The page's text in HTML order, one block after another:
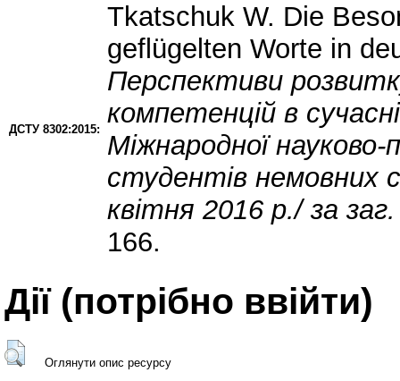
ДСТУ 8302:2015:
Tkatschuk W. Die
geflügelten Worte in
Перспективи
компетенцій в
Міжнародної науково-
студентів немовних
квітня 2016 р./ за
166.
Дії ​​(потрібно ввійти)
Оглянути опис ресурсу